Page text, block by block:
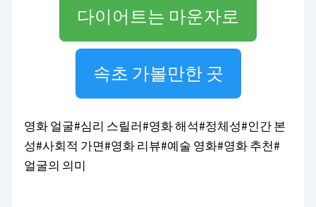
다이어트는 마운자로
속초 가볼만한 곳
영화 얼굴#심리 스릴러#영화 해석#정체성#인간 본
성#사회적 가면#영화 리뷰#예술 영화#영화 추천#
얼굴의 의미